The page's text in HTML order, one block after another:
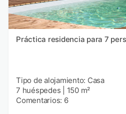
Práctica residencia para 7
Tipo de alojamiento: Casa
7 huéspedes
150 m²
Comentarios: 6